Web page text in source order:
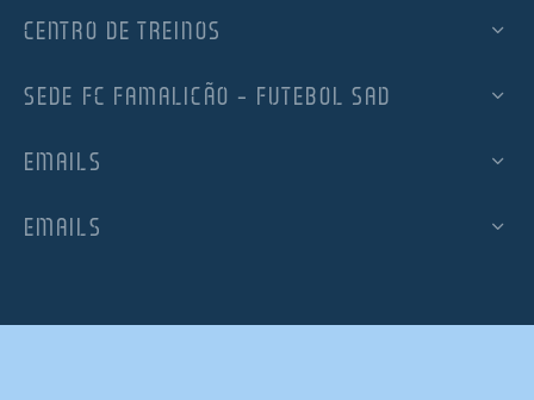
CENTRO DE TREINOS
SEDE FC FAMALICÃO – FUTEBOL SAD
EMAILS
EMAILS